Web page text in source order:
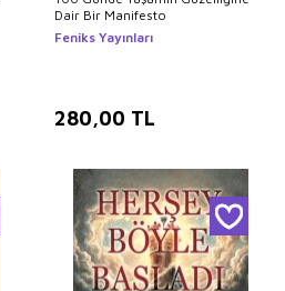
Dair Bir Manifesto
Feniks Yayınları
280,00 TL